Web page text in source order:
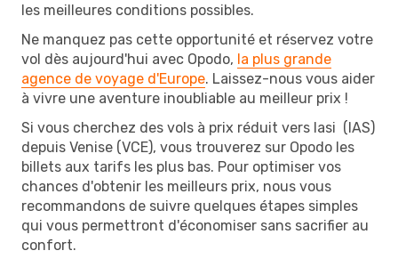
les meilleures conditions possibles.
Ne manquez pas cette opportunité et réservez votre
vol dès aujourd'hui avec Opodo, la plus grande
agence de voyage d'Europe. Laissez-nous vous aider
à vivre une aventure inoubliable au meilleur prix !
Si vous cherchez des vols à prix réduit vers Iasi (IAS)
depuis Venise (VCE), vous trouverez sur Opodo les
billets aux tarifs les plus bas. Pour optimiser vos
chances d'obtenir les meilleurs prix, nous vous
recommandons de suivre quelques étapes simples
qui vous permettront d'économiser sans sacrifier au
confort.